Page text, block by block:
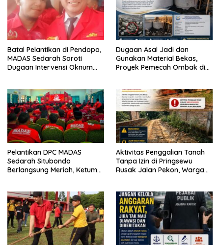
Batal Pelantikan di Pendopo,
MADAS Sedarah Soroti
Dugaan Intervensi Oknum
Dugaan Asal Jadi dan
Gunakan Material Bekas,
Proyek Pemecah Ombak di
Pelantikan DPC MADAS
Sedarah Situbondo
Berlangsung Meriah, Ketum
Masyarakat
Aktivitas Penggalian Tanah
Tanpa Izin di Pringsewu
Rusak Jalan Pekon, Warga